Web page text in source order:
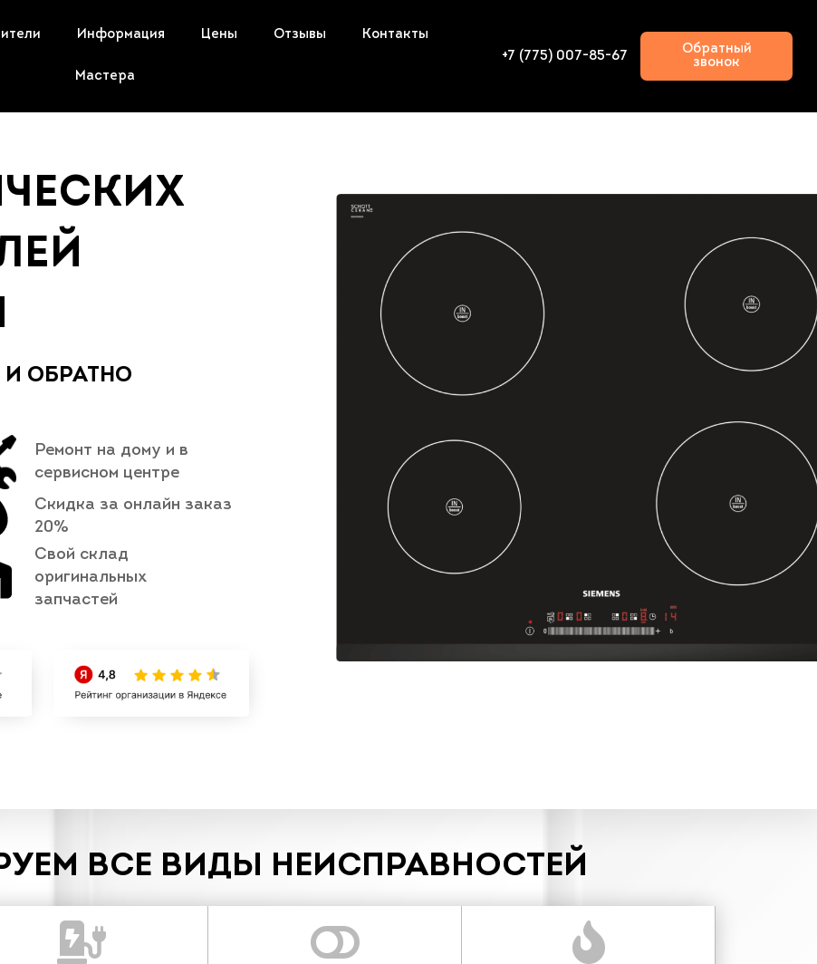
Информация Цены Отзывы Контакты
Мастера
+7 (775) 007-85-67
Обратный
звонок
И ОБРАТНО
Ремонт на дому и в
сервисном центре
Скидка за онлайн заказ
20%
Свой склад
оригинальных
запчастей
ВСЕ ВИДЫ НЕИСПРАВНОСТЕЙ